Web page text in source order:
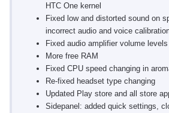
HTC One kernel
Fixed low and distorted sound on
incorrect audio and voice
Fixed audio amplifier volume
More free RAM
Fixed CPU speed changing in
Re-fixed headset type changing
Updated Play store and all store
Sidepanel: added quick settings,